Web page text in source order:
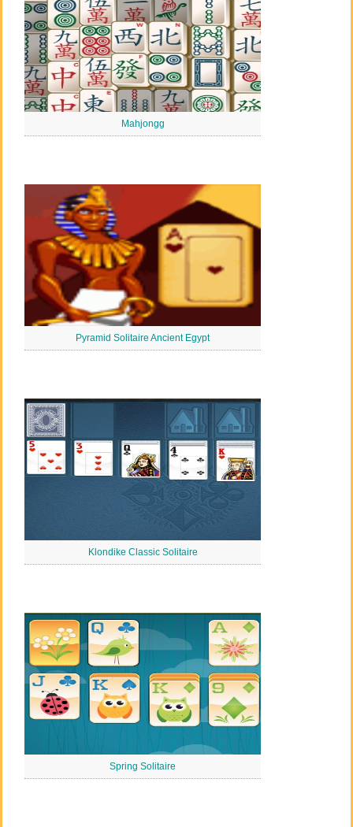
Mahjongg
Pyramid Solitaire Ancient Egypt
Klondike Classic Solitaire
Spring Solitaire